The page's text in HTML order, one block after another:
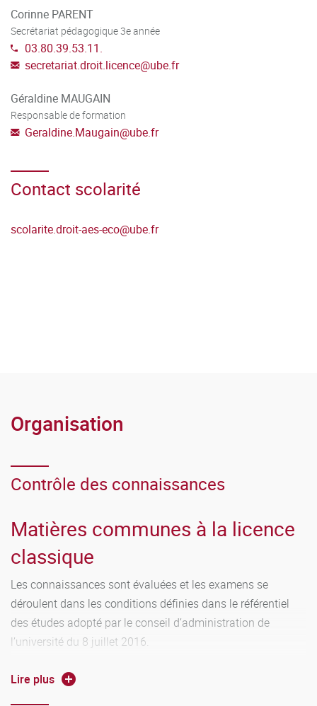
L’étudiant qui aura suivi l’intégralité des 3 années de la
Prépa GED se verra décerner un Diplôme universitaire (DU)
Prépa Grandes Ecole du Droit. L’obtention de ce diplôme est
subordonnée à l'obtention cumulative, au cours de la
* de la licence de droit
six semestres de la formation)
Corinne PARENT
Secrétariat pédagogique 3e année
03.80.39.53.11.
secretariat.droit.licence@ube.fr
Géraldine MAUGAIN
Responsable de formation
Geraldine.Maugain@ube.fr
Contact scolarité
scolarite.droit-aes-eco@ube.fr
Organisation
Contrôle des connaissances
Matières communes à la licence
classique
Les connaissances sont évaluées et les examens se
déroulent dans les conditions définies dans le référentiel
des études adopté par le conseil d’administration de
l’université du 8 juillet 2016.
Les règles communes aux études LMD sont précisées sur le
Lire plus